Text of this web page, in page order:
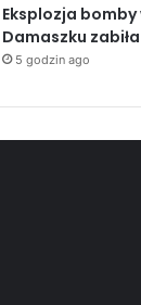
Eksplozja
Damaszku
5 godzin ago